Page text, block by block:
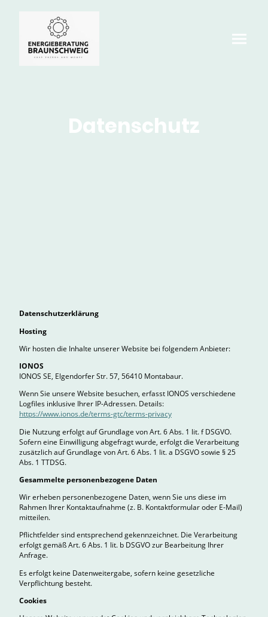
Datenschutz
Datenschutzerklärung
Hosting
Wir hosten die Inhalte unserer Website bei folgendem Anbieter:
IONOS
IONOS SE, Elgendorfer Str. 57, 56410 Montabaur.
Wenn Sie unsere Website besuchen, erfasst IONOS verschiedene
Logfiles inklusive Ihrer IP-Adressen. Details:
https://www.ionos.de/terms-gtc/terms-privacy
Die Nutzung erfolgt auf Grundlage von Art. 6 Abs. 1 lit. f DSGVO.
Sofern eine Einwilligung abgefragt wurde, erfolgt die Verarbeitung
zusätzlich auf Grundlage von Art. 6 Abs. 1 lit. a DSGVO sowie § 25
Abs. 1 TTDSG.
Gesammelte personenbezogene Daten
Wir erheben personenbezogene Daten, wenn Sie uns diese im
Rahmen Ihrer Kontaktaufnahme (z. B. Kontaktformular oder E-Mail)
mitteilen.
Pflichtfelder sind entsprechend gekennzeichnet. Die Verarbeitung
erfolgt gemäß Art. 6 Abs. 1 lit. b DSGVO zur Bearbeitung Ihrer
Anfrage.
Es erfolgt keine Datenweitergabe, sofern keine gesetzliche
Verpflichtung besteht.
Cookies